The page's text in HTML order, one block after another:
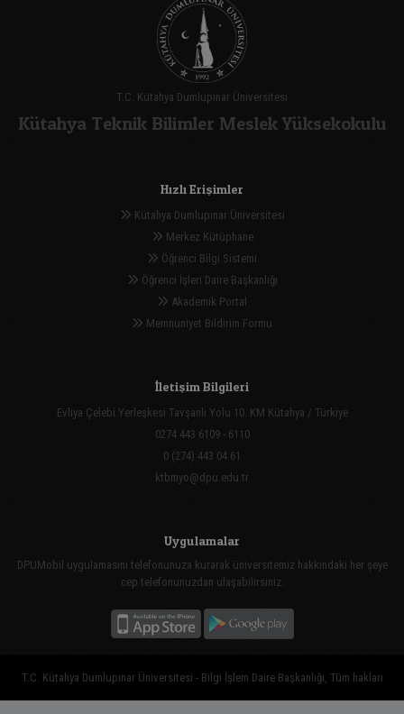
T.C. Kütahya Dumlupınar Üniversitesi
Kütahya Teknik Bilimler Meslek Yüksekokulu
Hızlı Erişimler
Kütahya Dumlupınar Üniversitesi
Merkez Kütüphane
Öğrenci Bilgi Sistemi
Öğrenci İşleri Daire Başkanlığı
Akademik Portal
Memnuniyet Bildirim Formu
İletişim Bilgileri
Evliya Çelebi Yerleşkesi Tavşanlı Yolu 10. KM Kütahya / Türkiye
0274 443 6109 - 6110
0 (274) 443 04 61
ktbmyo@dpu.edu.tr
Uygulamalar
DPUMobil uygulamasını telefonunuza kurarak üniversitemiz hakkındaki her şeye
cep telefonunuzdan ulaşabilirsiniz.
T.C. Kütahya Dumlupınar Üniversitesi - Bilgi İşlem Daire Başkanlığı, Tüm hakları